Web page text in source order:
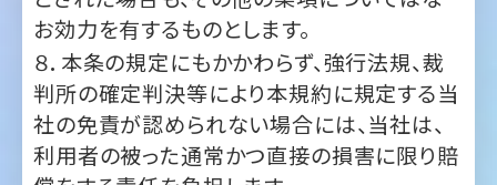
社の免責が認められない場合には、当社は、
利用者の被った通常かつ直接の損害に限り賠
償をする責任を負担します。
９．利用者に対して本サービスの提供が所定の
日時よりも遅延した場合、または本サイトが利